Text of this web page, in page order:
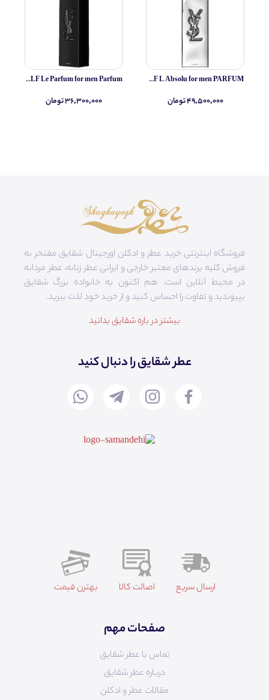
Yves Saint Laurent MYSLF L Absolu for men PARFUM
۴۹,۵۰۰,۰۰۰ تومان
Yves Saint Laurent MYSLF Le Parfum for men Parfum
۳۶,۳۰۰,۰۰۰ تومان
فروشگاه اینترنتی خرید عطر و ادکلن اورجینال شقایق مفتخر به
فروش کلیه برندهای معتبر خارجی و ایرانی عطر زنانه، عطر مردانه
در محیط آنلاین است. هم‌ اکنون به خانواده بزرگ شقایق
بپیوندید و تفاوت را احساس کنید و از خرید خود لذت ببرید.
بیشتر در باره شقایق بدانید
عطر شقایق را دنبال کنید
ارسال سریع اصالت کالا بهترن قیمت
صفحات مهم
تماس با عطر شقایق
درباره عطر شقایق
مقالات عطر و ادکلن